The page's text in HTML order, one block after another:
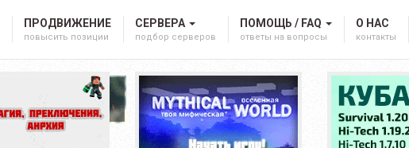
ПРОДВИЖЕНИЕ
повысить позиции
СЕРВЕРА
подбор серверов
ПОМОЩЬ / FAQ
ответы на вопросы
О НАС
контакты